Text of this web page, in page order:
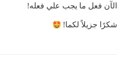
الآن فعل ما يجب علي فعله!
شكرًا جزيلاً لكما!